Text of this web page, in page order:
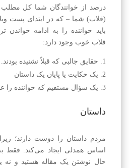
(قلاب) شما – که در ابتدای پست
باید خواننده را به ادامه خواندن
قلاب خوب وجود دارد:
حقایق جالبی که قبلاً نشنیده بودند.
یک حکایت یا پایان یک داستان
یک سؤال مستقیم که خواننده را
داستان
مردم داستان را دوست دارند؛
اساس همدلی ایجاد می‌کند. فقط
حال نوشتن یک مقاله هستید و نه